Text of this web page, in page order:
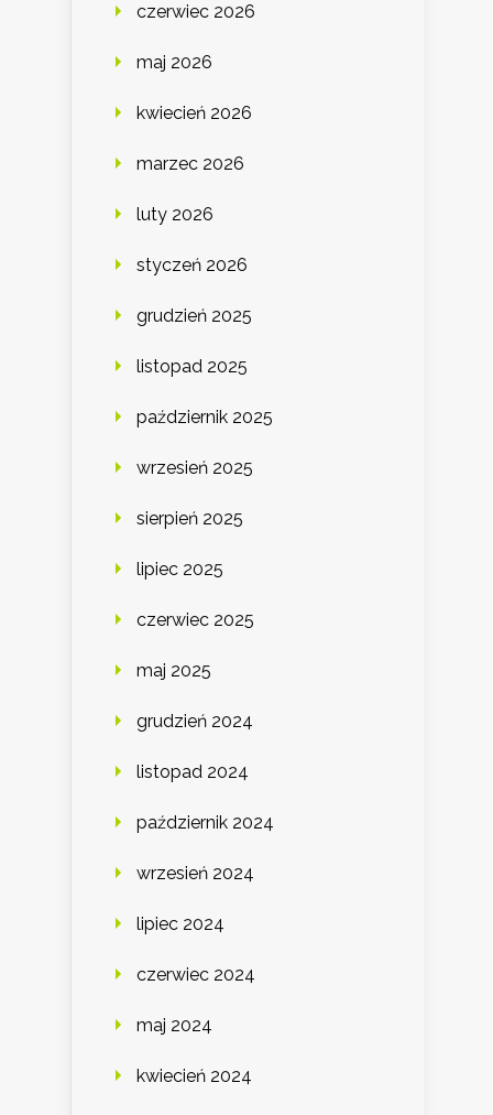
czerwiec 2026
maj 2026
kwiecień 2026
marzec 2026
luty 2026
styczeń 2026
grudzień 2025
listopad 2025
październik 2025
wrzesień 2025
sierpień 2025
lipiec 2025
czerwiec 2025
maj 2025
grudzień 2024
listopad 2024
październik 2024
wrzesień 2024
lipiec 2024
czerwiec 2024
maj 2024
kwiecień 2024